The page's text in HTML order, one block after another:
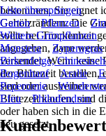
bekommen. Sie eignet
Gehölzrändern. Die
sollte bei Trockenheit
angegeben, dann
versendet. Wenn keine
der Blütezeit bestellen,
sind oder austreiben
Blütezeit kaufen, sind
oder haben sich in die
neu gesetzt.
Liste überspringen
Garten
Pflanzen
Weitere Grünpflanzen
Monstera
Zyperngras
Birkenfeige,
Bogenhanf
Aralie
Peperomie
Efeu
Philodendron